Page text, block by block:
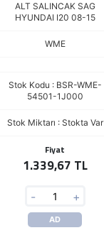
ALT SALINCAK SAG
HYUNDAI I20 08-15
WME
Stok Kodu : BSR-WME-
54501-1J000
Stok Miktarı : Stokta Var
Fiyat
1.339,67 TL
- +
AD